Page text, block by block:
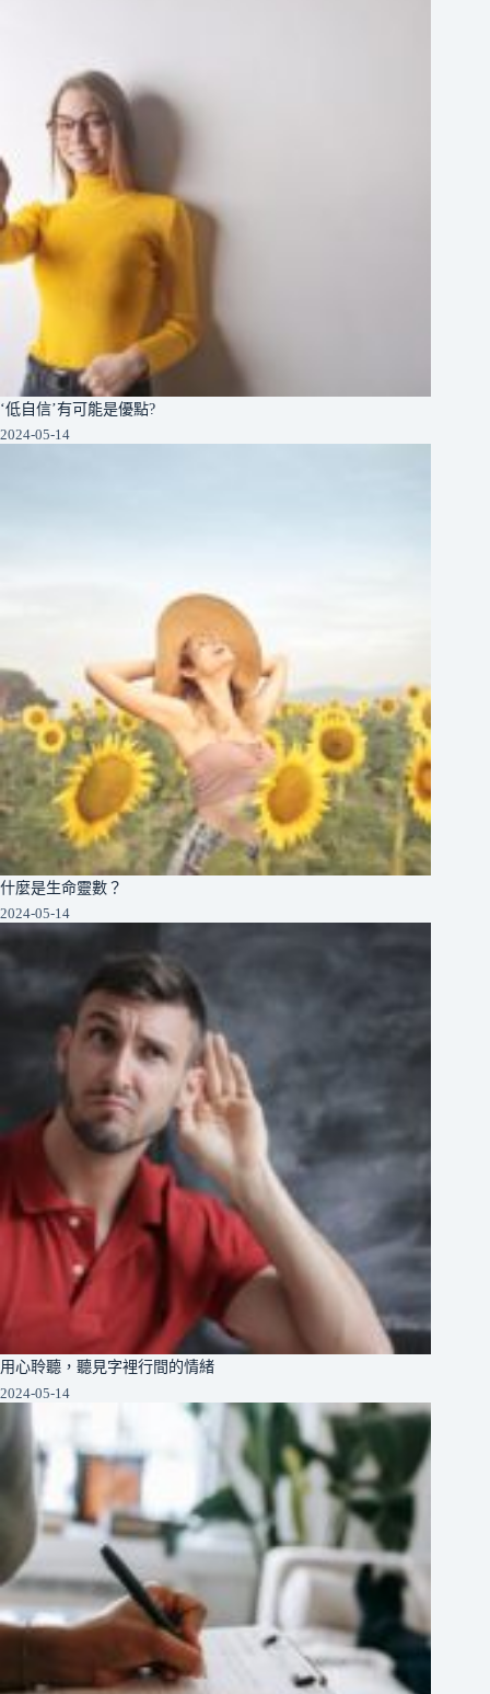
‘低自信’有可能是優點?
2024-05-14
什麼是生命靈數？
2024-05-14
用心聆聽，聽見字裡行間的情緒
2024-05-14